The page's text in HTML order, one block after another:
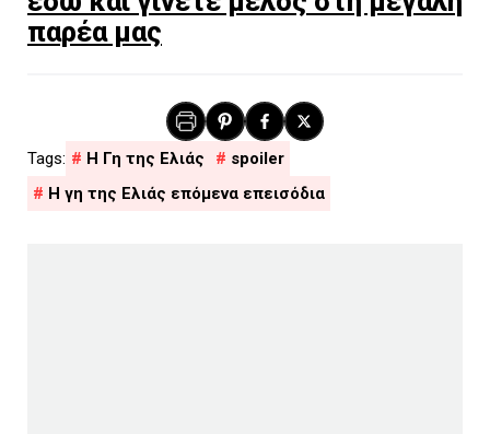
παρέα μας
H Γη της Ελιάς
spoiler
Η γη της Ελιάς επόμενα επεισόδια